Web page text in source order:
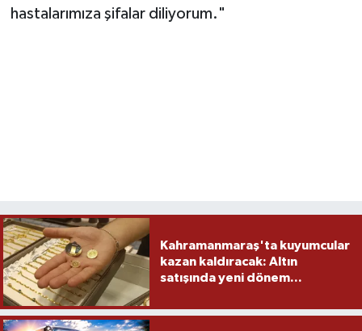
hastalarımıza şifalar diliyorum."
Kahramanmaraş'ta kuyumcular
kazan kaldıracak: Altın
satışında yeni dönem...